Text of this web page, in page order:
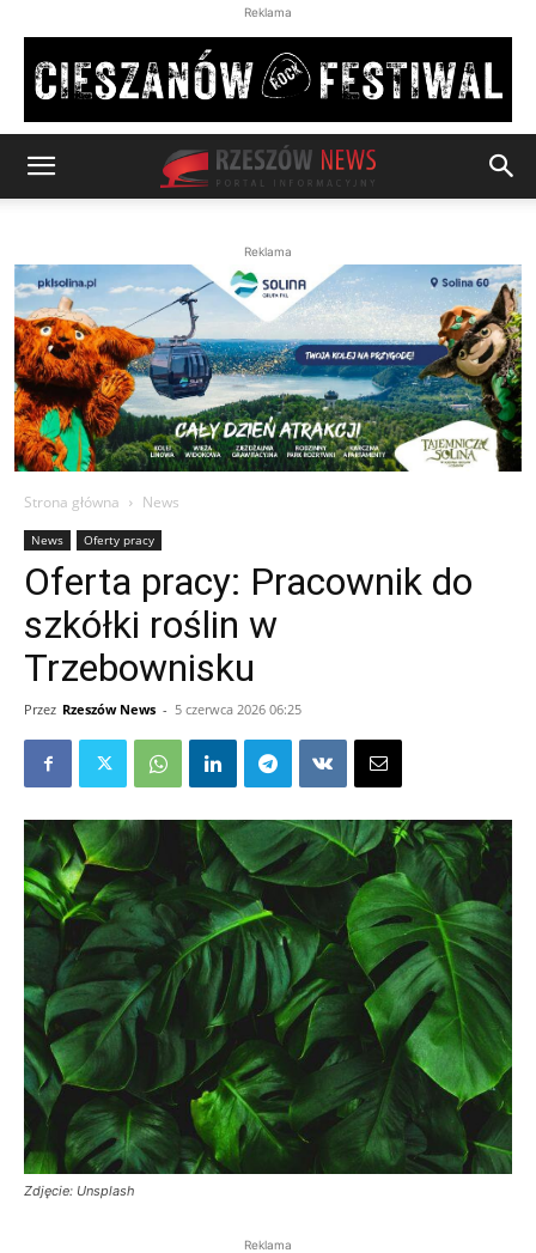
Reklama
Reklama
Strona główna News
News Oferty pracy
Oferta pracy: Pracownik do
szkółki roślin w
Trzebownisku
Przez Rzeszów News - 5 czerwca 2026 06:25
Zdjęcie: Unsplash
Reklama